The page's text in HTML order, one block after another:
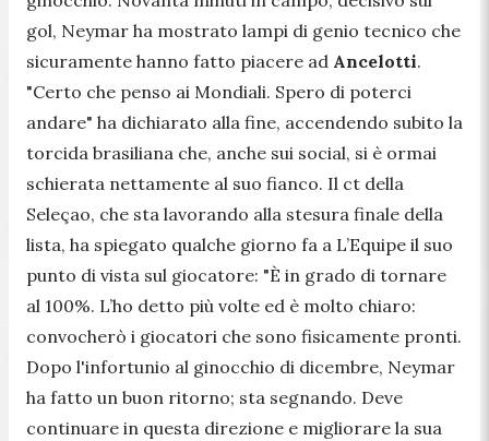
gol, Neymar ha mostrato lampi di genio tecnico che
sicuramente hanno fatto piacere ad Ancelotti.
"Certo che penso ai Mondiali. Spero di poterci
andare" ha dichiarato alla fine, accendendo subito la
torcida brasiliana che, anche sui social, si è ormai
schierata nettamente al suo fianco. Il ct della
Seleçao, che sta lavorando alla stesura finale della
lista, ha spiegato qualche giorno fa a L’Equipe il suo
punto di vista sul giocatore: "È in grado di tornare
al 100%. L’ho detto più volte ed è molto chiaro:
convocherò i giocatori che sono fisicamente pronti.
Dopo l'infortunio al ginocchio di dicembre, Neymar
ha fatto un buon ritorno; sta segnando. Deve
continuare in questa direzione e migliorare la sua